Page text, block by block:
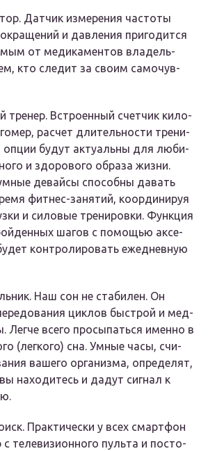
Дат­чик изме­ре­ния часто­ты
и дав­ле­ния при­го­дит­ся
от меди­ка­мен­тов вла­дель­
кто сле­дит за сво­им само­чув­
тре­нер. Встро­ен­ный счет­чик кило­
рас­чет дли­тель­но­сти тре­ни­
опции будут акту­аль­ны для люби­
и здо­ро­во­го обра­за жиз­ни.
девай­сы спо­соб­ны давать
фит­нес-заня­тий, коор­ди­ни­руя
и сило­вые тре­ни­ров­ки. Функ­ция
шагов с помо­щью аксе­
кон­тро­ли­ро­вать еже­днев­ную
Наш сон не ста­би­лен. Он
цик­лов быст­рой и мед­
Лег­че все­го про­сы­пать­ся имен­но в
(лег­ко­го) сна. Умные часы, счи­
ваше­го орга­низ­ма, опре­де­лят,
нахо­ди­тесь и дадут сиг­нал к
Прак­ти­че­ски у всех смарт­фон
с теле­ви­зи­он­но­го пуль­та и посто­